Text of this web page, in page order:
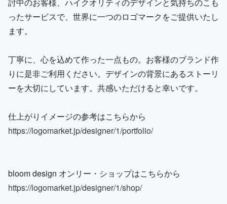
ったサービスで、世界に一つのロゴマークをご提供いたし
ます。
丁寧に、心を込めて作った一点もの。お客様のブランド作
りに是非ご利用ください。デザインの背景にあるストーリ
ーを大切にしています。共感いただけると幸いです。
仕上がりイメージの参考はこちらから
https://logomarket.jp/designer/1/portfolio/
bloom design オンリー・ショップはこちらから
https://logomarket.jp/designer/1/shop/